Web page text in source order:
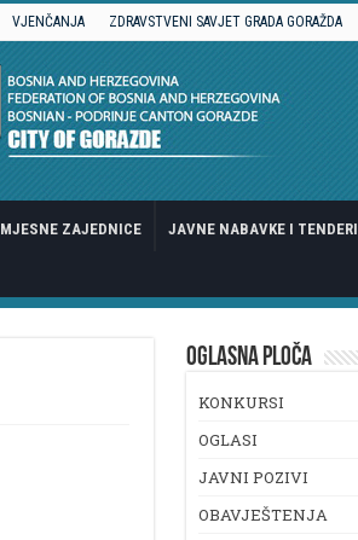
VJENČANJA ZDRAVSTVENI SAVJET GRADA GORAŽDA
MJESNE ZAJEDNICE JAVNE NABAVKE I TENDERI
OGLASNA PLOČA
KONKURSI
OGLASI
JAVNI POZIVI
OBAVJEŠTENJA